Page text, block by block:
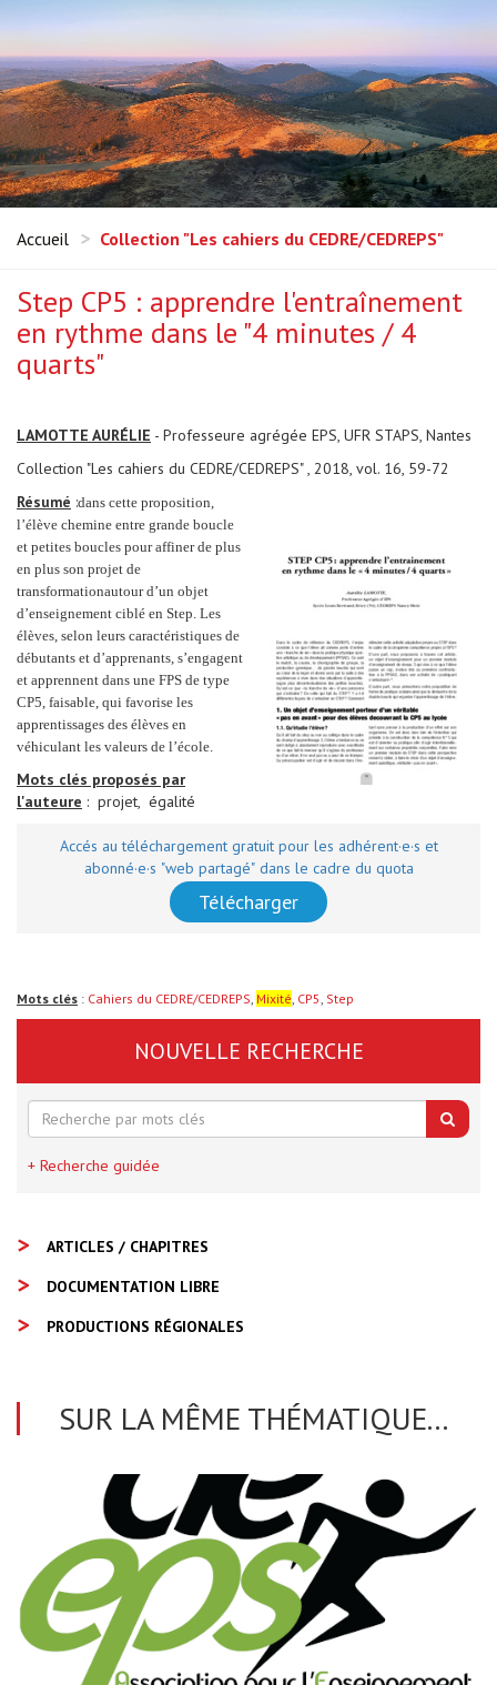
Accueil Collection "Les cahiers du CEDRE/CEDREPS"
Step CP5 : apprendre l'entraînement
en rythme dans le "4 minutes / 4
quarts"
LAMOTTE AURÉLIE - Professeure agrégée EPS, UFR STAPS, Nantes
Collection "Les cahiers du CEDRE/CEDREPS" , 2018, vol. 16, 59-72
Résumé :dans cette proposition,
l’élève chemine entre grande boucle
et petites boucles pour affiner de plus
en plus son projet de
transformationautour d’un objet
d’enseignement ciblé en Step. Les
élèves, selon leurs caractéristiques de
débutants et d’apprenants, s’engagent
et apprennent dans une FPS de type
CP5, faisable, qui favorise les
apprentissages des élèves en
véhiculant les valeurs de l’école.
Mots clés proposés par
l'auteure : projet, égalité
Accés au téléchargement gratuit pour les adhérent·e·s et
abonné·e·s "web partagé" dans le cadre du quota
Télécharger
Mots clés : Cahiers du CEDRE/CEDREPS, Mixité, CP5, Step
NOUVELLE RECHERCHE
+ Recherche guidée
ARTICLES / CHAPITRES
DOCUMENTATION LIBRE
PRODUCTIONS RÉGIONALES
SUR LA MÊME THÉMATIQUE...